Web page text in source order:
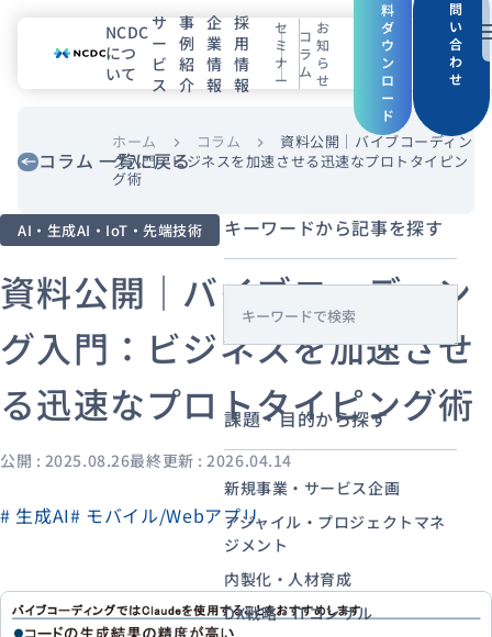
NCDCについて
事例紹介
採用情報
セミナー コラム お知らせ
エンジニアブログ（Zenn）
NCDC
につ
いて
サ
ー
ビ
ス
事
例
紹
介
企
業
情
報
採
用
情
報
セ
ミ
ナ
ー
コ
ラ
ム
お
知
ら
せ
料
ダ
ウ
ン
ロ
ー
ド
問
い
合
わ
せ
コラム 一覧に戻る
ホーム chevron_right コラム chevron_right
資料公開｜バイブコーディン
グ入門：ビジネスを加速させる迅速なプロトタイピン
グ術
AI・生成AI・IoT・先端技術
資料公開｜バイブコーディン
グ入門：ビジネスを加速させ
る迅速なプロトタイピング術
公開 : 2025.08.26最終更新 : 2026.04.14
# 生成AI# モバイル/Webアプリ
キーワードから記事を探す
e
a
r
c
h
課題・目的から探す
新規事業・サービス企画
アジャイル・プロジェクトマネ
ジメント
内製化・人材育成
DX戦略・ITコンサル